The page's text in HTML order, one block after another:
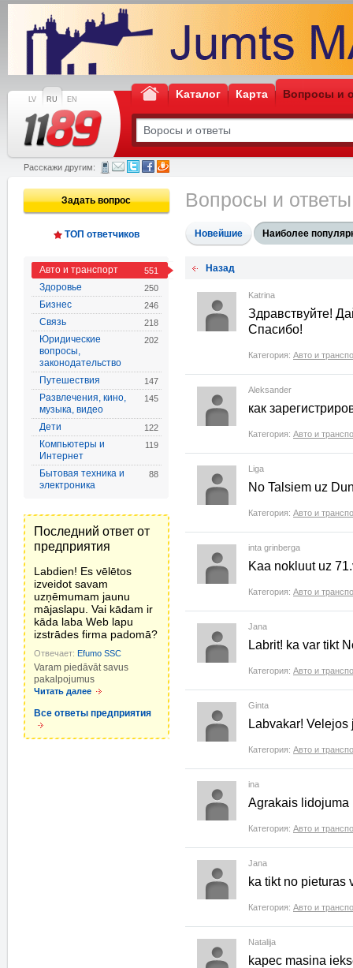
LV RU EN Kаталог Карта Вопросы и
Расскажи другим:
Задать вопрос
ТОП ответчиков
Авто и транспорт 551
Здоровье 250
Бизнес 246
Связь 218
Юридические
вопросы,
законодательство
202
Путешествия 147
Развлечения, кино,
музыка, видео
145
Дети 122
Компьютеры и
Интернет
119
Бытовая техника и
электроника
88
Последний ответ от
предприятия
Labdien! Es vēlētos
izveidot savam
uzņēmumam jaunu
mājaslapu. Vai kādam ir
kāda laba Web lapu
izstrādes firma padomā?
Отвечает: Efumo SSC
Varam piedāvāt savus
pakalpojumus
Читать далее
Все ответы предприятия
Вопросы и
Новейшие Наиболее
Назад
Katrina
Здравствуйте!
Спасибо!
Категория: Авто и
Aleksander
как
Категория: Авто и
Liga
No Talsiem uz
Категория: Авто и
inta grinberga
Kaa nokluut uz
Категория: Авто и
Jana
Labrit! ka var tikt
Категория: Авто и
Ginta
Labvakar!
Категория: Авто и
ina
Agrakais lidojuma
Категория: Авто и
Jana
ka tikt no pieturas
Категория: Авто и
Natalija
kapec masina